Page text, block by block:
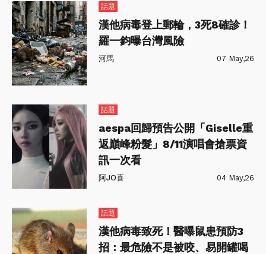
話題
漢他病毒登上郵輪，3死8確診！
羅一鈞曝台灣風險
河馬 07 May,26
話題
aespa回歸預告公開「Giselle重
返巔峰粉髮」8/11演唱會搶票資
訊一次看
阿JO喜 04 May,26
話題
漢他病毒致死！醫曝鼠患預防3
招：最危險不是被咬、易開罐喝